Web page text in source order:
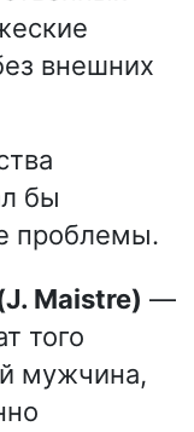
внешних
бы
проблемы.
Maistre) —
того
мужчина,